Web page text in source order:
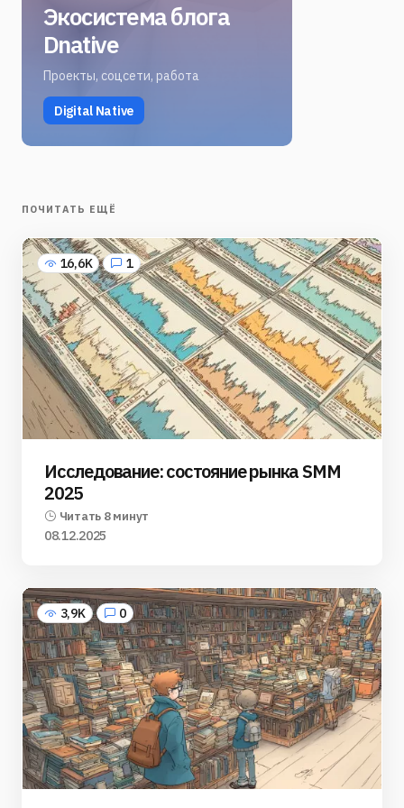
Экосистема блога
Dnative
Проекты, соцсети, работа
Digital Native
ПОЧИТАТЬ ЕЩЁ
16,6K 1
Исследование: состояние рынка SMM
2025
Читать 8 минут
08.12.2025
3,9K 0